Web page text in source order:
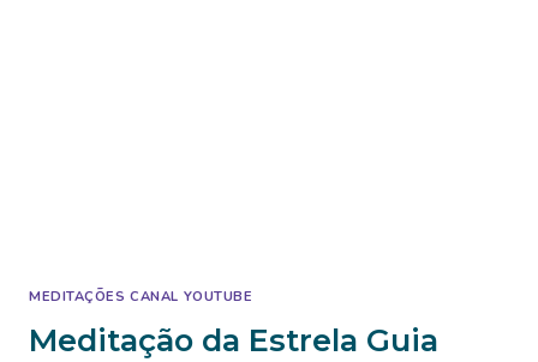
MEDITAÇÕES CANAL YOUTUBE
Meditação da Estrela Guia